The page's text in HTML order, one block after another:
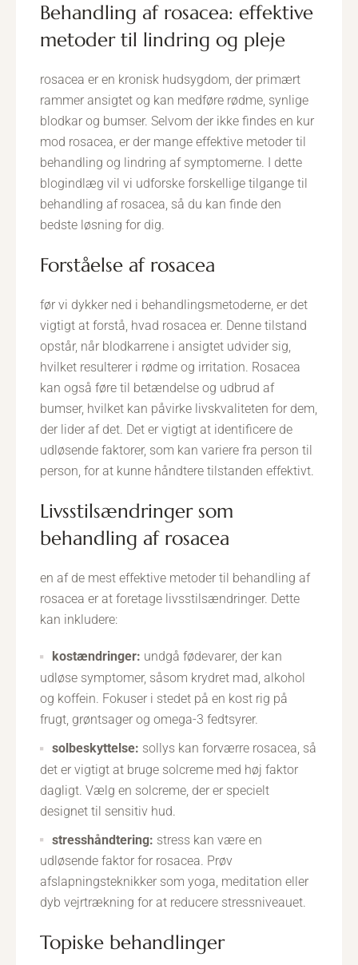
behandling af rosacea: effektive
metoder til lindring og pleje
rosacea er en kronisk hudsygdom, der primært
rammer ansigtet og kan medføre rødme, synlige
blodkar og bumser. Selvom der ikke findes en kur
mod rosacea, er der mange effektive metoder til
behandling og lindring af symptomerne. I dette
blogindlæg vil vi udforske forskellige tilgange til
behandling af rosacea, så du kan finde den
bedste løsning for dig.
forståelse af rosacea
før vi dykker ned i behandlingsmetoderne, er det
vigtigt at forstå, hvad rosacea er. Denne tilstand
opstår, når blodkarrene i ansigtet udvider sig,
hvilket resulterer i rødme og irritation. Rosacea
kan også føre til betændelse og udbrud af
bumser, hvilket kan påvirke livskvaliteten for dem,
der lider af det. Det er vigtigt at identificere de
udløsende faktorer, som kan variere fra person til
person, for at kunne håndtere tilstanden effektivt.
livsstilsændringer som
behandling af rosacea
en af de mest effektive metoder til behandling af
rosacea er at foretage livsstilsændringer. Dette
kan inkludere:
kostændringer: undgå fødevarer, der kan
udløse symptomer, såsom krydret mad, alkohol
og koffein. Fokuser i stedet på en kost rig på
frugt, grøntsager og omega-3 fedtsyrer.
solbeskyttelse: sollys kan forværre rosacea, så
det er vigtigt at bruge solcreme med høj faktor
dagligt. Vælg en solcreme, der er specielt
designet til sensitiv hud.
stresshåndtering: stress kan være en
udløsende faktor for rosacea. Prøv
afslapningsteknikker som yoga, meditation eller
dyb vejrtrækning for at reducere stressniveauet.
topiske behandlinger